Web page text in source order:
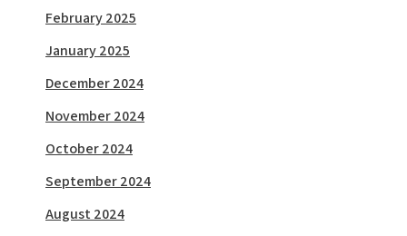
February 2025
January 2025
December 2024
November 2024
October 2024
September 2024
August 2024